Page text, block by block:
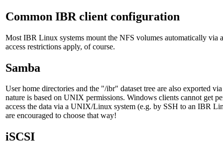
Common IBR client configuration
Most IBR Linux systems mount the NFS volumes automatically via
access restrictions apply, of course.
Samba
User home directories and the "/ibr" dataset tree are also exported
nature is based on UNIX permissions. Windows clients cannot get
access the data via a UNIX/Linux system (e.g. by SSH to an IBR
are encouraged to choose that way!
iSCSI